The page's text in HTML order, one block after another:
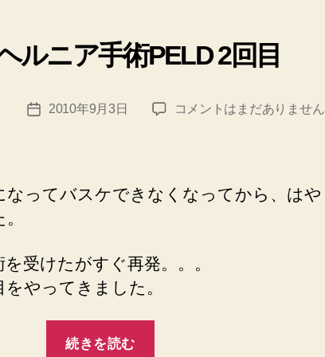
ー
ルニア手術PELD 2回目
投
2010年9月3日
椎
ル
ニ
コメントはまだありません
なってバスケできなくなってから、はや
受けたがすぐ再発。。。
やってきました。
続きを読む